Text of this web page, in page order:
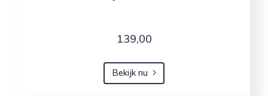
139,00
Bekijk nu